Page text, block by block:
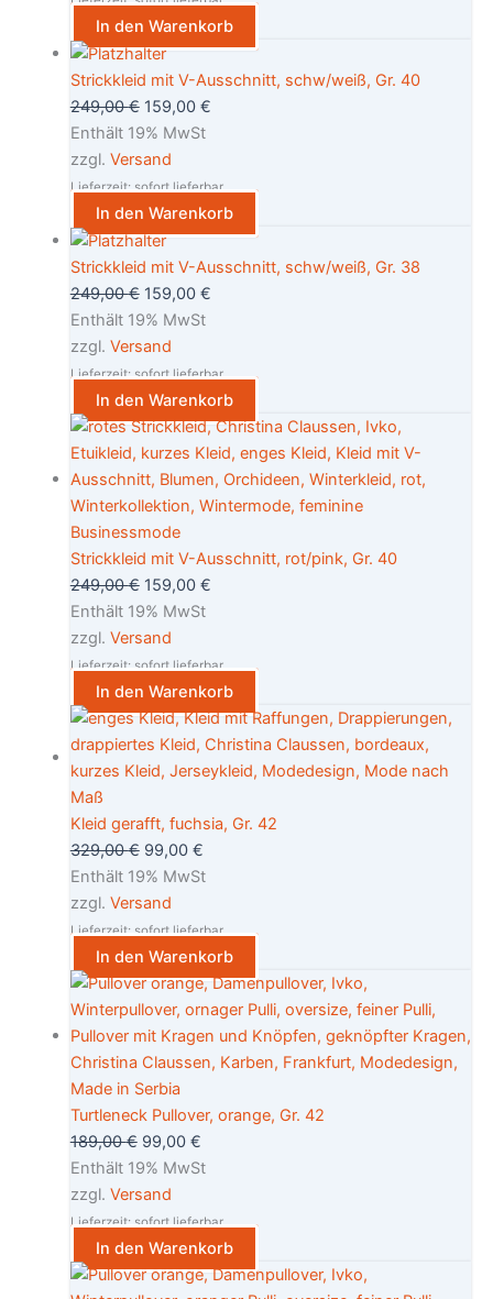
In den Warenkorb
Strickkleid mit V-Ausschnitt, schw/weiß, Gr. 40
249,00€ 159,00 €
Enthält 19% MwSt
zzgl. Versand
Lieferzeit: sofort lieferbar
In den Warenkorb
Strickkleid mit V-Ausschnitt, schw/weiß, Gr. 38
249,00€ 159,00 €
Enthält 19% MwSt
zzgl. Versand
Lieferzeit: sofort lieferbar
In den Warenkorb
Strickkleid mit V-Ausschnitt, rot/pink, Gr. 40
249,00€ 159,00 €
Enthält 19% MwSt
zzgl. Versand
Lieferzeit: sofort lieferbar
In den Warenkorb
Kleid gerafft, fuchsia, Gr. 42
329,00€ 99,00 €
Enthält 19% MwSt
zzgl. Versand
Lieferzeit: sofort lieferbar
In den Warenkorb
Turtleneck Pullover, orange, Gr. 42
189,00€ 99,00 €
Enthält 19% MwSt
zzgl. Versand
Lieferzeit: sofort lieferbar
In den Warenkorb